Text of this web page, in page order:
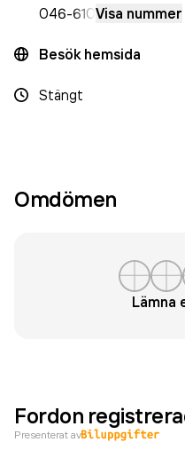
046-610Visa nummer
Besök hemsida
Stängt
Omdömen
Lämna
Fordon
Presenterat av